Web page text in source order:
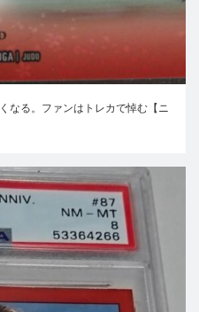
なる。ファンはトレカで悼む【ニ